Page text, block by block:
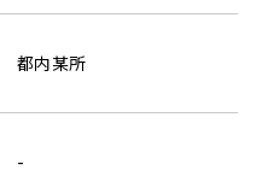
都内某所
-